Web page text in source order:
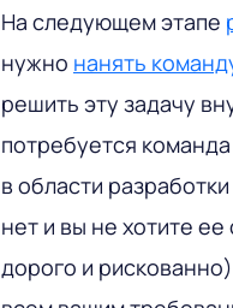
На следующем этапе
нужно нанять
решить эту задачу
потребуется
в области
нет и вы не хотите
дорого и